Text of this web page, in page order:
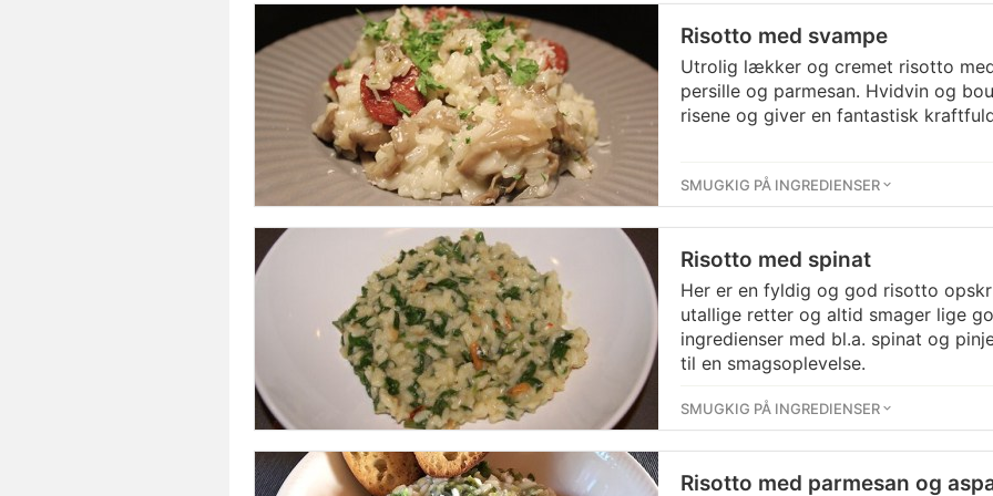
Risotto med svampe
Utrolig lækker og cremet risotto
persille og parmesan. Hvidvin og
risene og giver en fantastisk
SMUGKIG PÅ INGREDIENSER
Risotto med spinat
Her er en fyldig og god risotto
utallige retter og altid smager lige
ingredienser med bl.a. spinat og
til en smagsoplevelse.
SMUGKIG PÅ INGREDIENSER
Risotto med parmesan og